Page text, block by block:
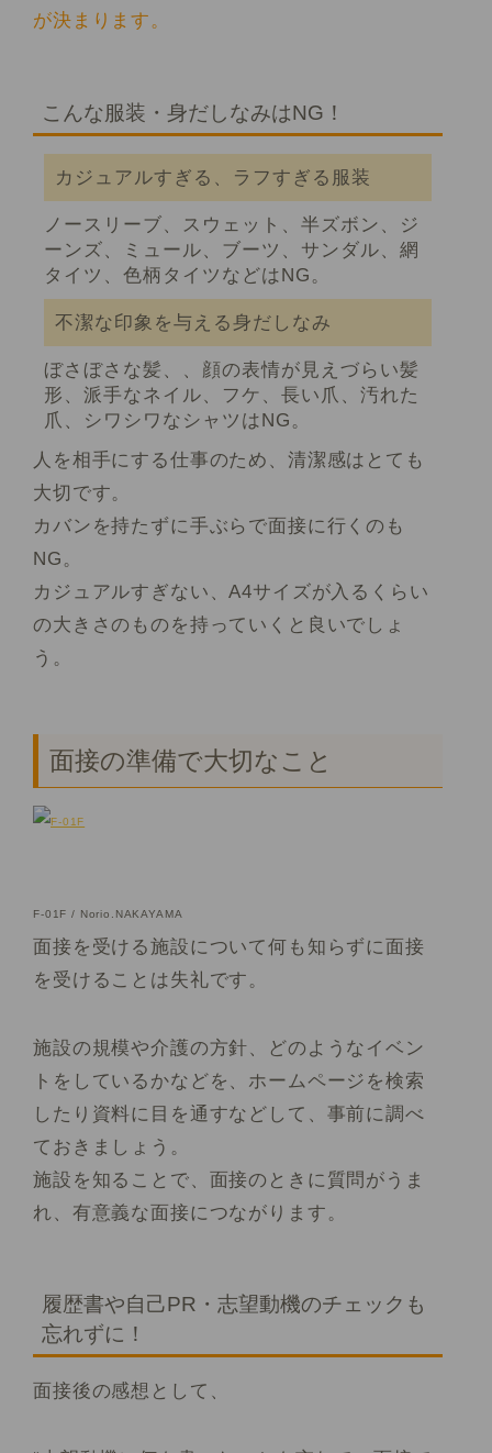
が決まります。
こんな服装・身だしなみはNG！
カジュアルすぎる、ラフすぎる服装
ノースリーブ、スウェット、半ズボン、ジ
ーンズ、ミュール、ブーツ、サンダル、網
タイツ、色柄タイツなどはNG。
不潔な印象を与える身だしなみ
ぼさぼさな髪、、顔の表情が見えづらい髪
形、派手なネイル、フケ、長い爪、汚れた
爪、シワシワなシャツはNG。
人を相手にする仕事のため、清潔感はとても
大切です。
カバンを持たずに手ぶらで面接に行くのも
NG。
カジュアルすぎない、A4サイズが入るくらい
の大きさのものを持っていくと良いでしょ
う。
面接の準備で大切なこと
F-01F / Norio.NAKAYAMA
面接を受ける施設について何も知らずに面接
を受けることは失礼です。
施設の規模や介護の方針、どのようなイベン
トをしているかなどを、ホームページを検索
したり資料に目を通すなどして、事前に調べ
ておきましょう。
施設を知ることで、面接のときに質問がうま
れ、有意義な面接につながります。
履歴書や自己PR・志望動機のチェックも
忘れずに！
面接後の感想として、